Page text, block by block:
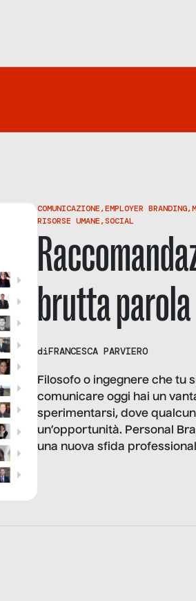
COMUNICAZIONE,EMPLOYER BRANDING,
RISORSE UMANE,SOCIAL
brutta parola
diFRANCESCA PARVIERO
Filosofo o ingegnere che tu
comunicare oggi hai un
sperimentarsi, dove
un’opportunità. Personal
una nuova sfida